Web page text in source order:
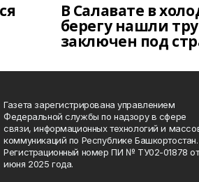
В Салавате в
берегу нашли
заключен под
Газета зарегистрирована управлением
Федеральной службы по надзору в сфере
связи, информационных технологий и
коммуникаций по Республике Башкортостан.
Регистрационный номер ПИ № ТУ02-01878 от
июня 2025 года.